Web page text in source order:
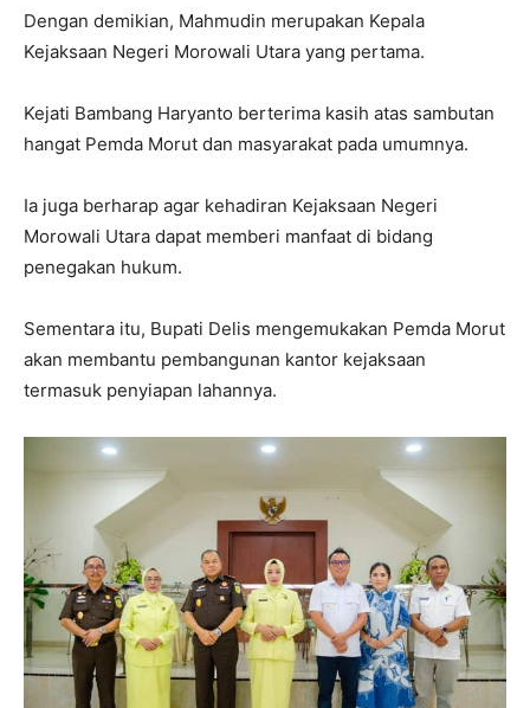
Dengan demikian, Mahmudin merupakan Kepala
Kejaksaan Negeri Morowali Utara yang pertama.
Kejati Bambang Haryanto berterima kasih atas sambutan
hangat Pemda Morut dan masyarakat pada umumnya.
Ia juga berharap agar kehadiran Kejaksaan Negeri
Morowali Utara dapat memberi manfaat di bidang
penegakan hukum.
Sementara itu, Bupati Delis mengemukakan Pemda Morut
akan membantu pembangunan kantor kejaksaan
termasuk penyiapan lahannya.